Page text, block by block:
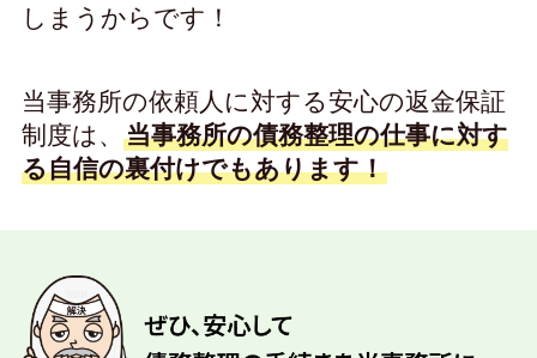
しまうからです！
当事務所の依頼人に対する安心の返金保証
制度は、 当事務所の債務整理の仕事に対す
る自信の裏付けでもあります！